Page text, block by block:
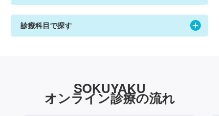
診療科目で探す
SOKUYAKU
オンライン診療の流れ